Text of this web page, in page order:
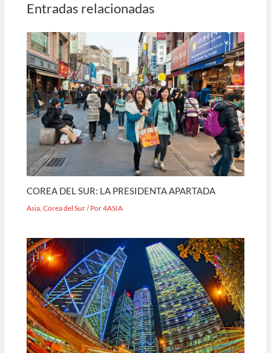
Entradas relacionadas
COREA DEL SUR: LA PRESIDENTA APARTADA
Asia ,Corea del Sur/ Por4ASIA